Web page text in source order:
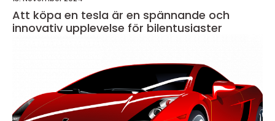
Att köpa en tesla är en spännande och
innovativ upplevelse för bilentusiaster